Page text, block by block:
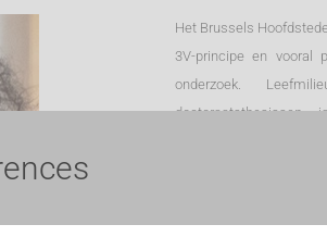
Het Brussels
3V-principe en vooral
onderzoek.
doctoraatsthesissen,
Commissie
tewerkstelling van een
gekomen onder het
minister Bernard